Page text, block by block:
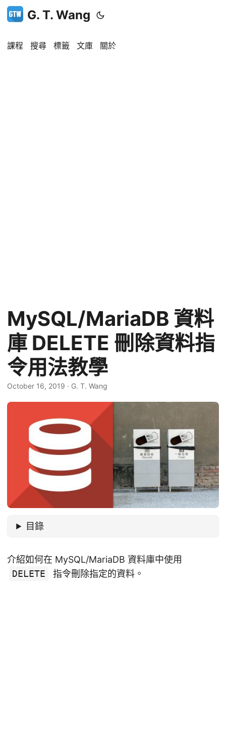
G. T. Wang
課程 搜尋 標籤 文庫 關於
MySQL/MariaDB 資料
庫 DELETE 刪除資料指
令用法教學
October 16, 2019 · G. T. Wang
目錄
介紹如何在 MySQL/MariaDB 資料庫中使用
DELETE
指令刪除指定的資料。